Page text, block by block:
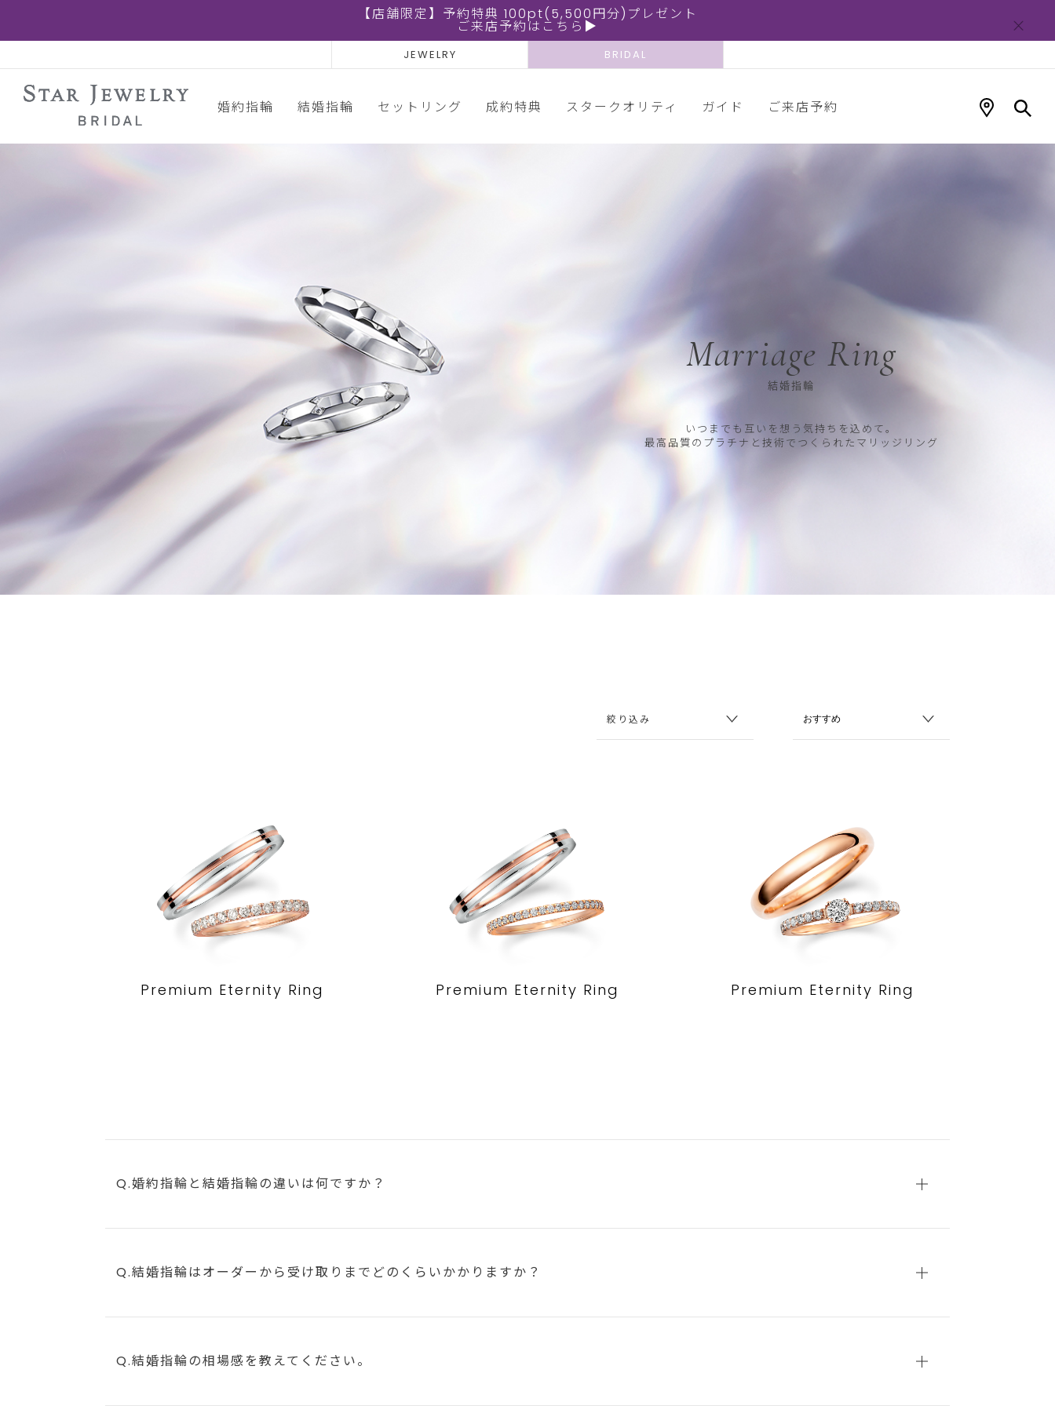
【店舗限定】予約特典 100pt(5,500円分)プレゼント
ご来店予約はこちら▶
JEWELRY BRIDAL
婚約指輪 結婚指輪 セットリング 成約特典 スタークオリティ ガイド ご来店予約
Marriage Ring
結婚指輪
いつまでも互いを想う気持ちを込めて。
最高品質のプラチナと技術でつくられたマリッジリング
絞り込み
Premium Eternity Ring Premium Eternity Ring Premium Eternity Ring
Q.婚約指輪と結婚指輪の違いは何ですか？
Q.結婚指輪はオーダーから受け取りまで どのくらいかかりますか？
Q.結婚指輪の相場感を教えてください。